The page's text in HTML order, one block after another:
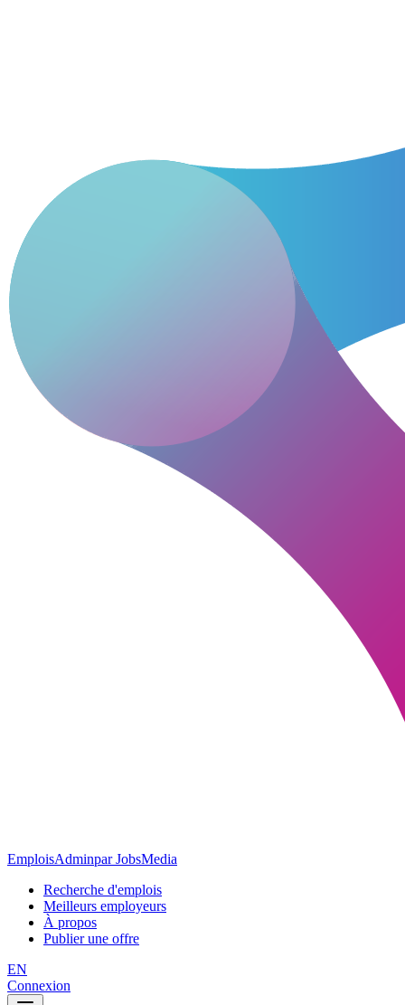
EmploisAdminpar JobsMedia
Recherche d'emplois
Meilleurs employeurs
À propos
Publier une offre
EN
Connexion